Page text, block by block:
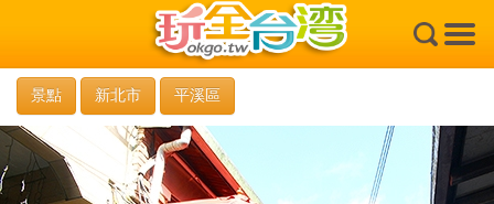
×
景點 新北市 平溪區